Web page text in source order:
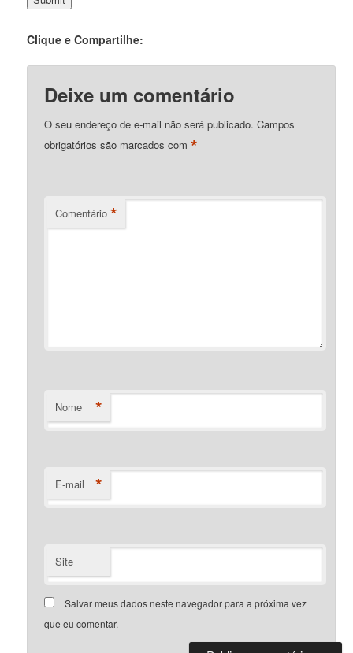
Clique e Compartilhe:
Deixe um comentário
O seu endereço de e-mail não será publicado. Campos
obrigatórios são marcados com*
Comentário *
Nome *
E-mail *
Site
Salvar meus dados neste navegador para a próxima vez
que eu comentar.